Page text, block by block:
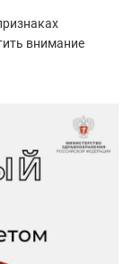
внимание